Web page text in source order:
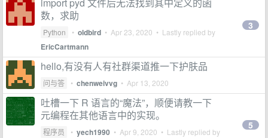
数，求助
Python • oldbird • Apr 23, 2020 • Lastly replied by
EricCartmann
3
hello,有没有人有社群渠道推一下护肤品
问与答 • chenweivvg • Apr 13, 2020
吐槽一下 R 语言的“魔法”，顺便请教一下
元编程在其他语言中的实现。
程序员 • yech1990 • Apr 9, 2020 • Lastly replied by
5